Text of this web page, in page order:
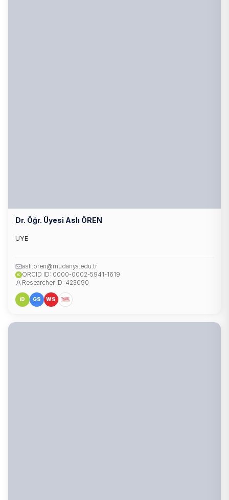
Dr. Öğr. Üyesi Aslı ÖREN
ÜYE
asli.oren@mudanya.edu.tr
iD ORCID ID: 0000-0002-5941-1619
Researcher ID: 423090
iD GS WS